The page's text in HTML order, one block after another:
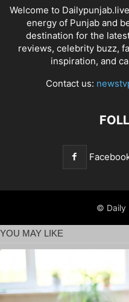
Welcome to
energy of Punjab and
destination for the
reviews, celebrity buzz,
inspiration, and
Contact us:
© Daily